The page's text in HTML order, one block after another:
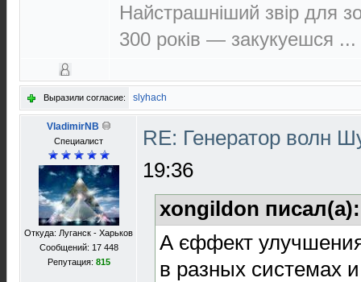
Найстрашнiший звiр для
300 рокiв — закукуешся ...
Выразили согласие: slyhach
VladimirNB
Специалист
Откуда: Луганск - Харьков
Сообщений: 17 448
Репутация: 815
RE: Генератор волн
19:36
xongildon
А єффект
в разных системах